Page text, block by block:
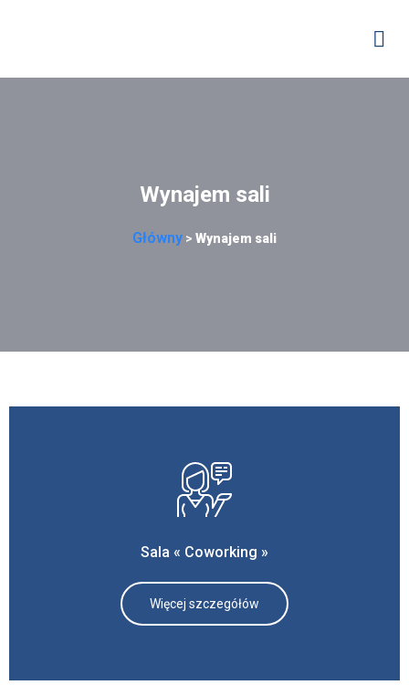
Wynajem sali
Główny > Wynajem sali
Sala « Coworking »
Więcej szczegółów